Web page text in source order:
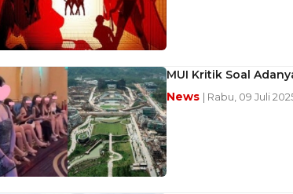
MUI Kritik Soal
News | Rabu, 09 Juli